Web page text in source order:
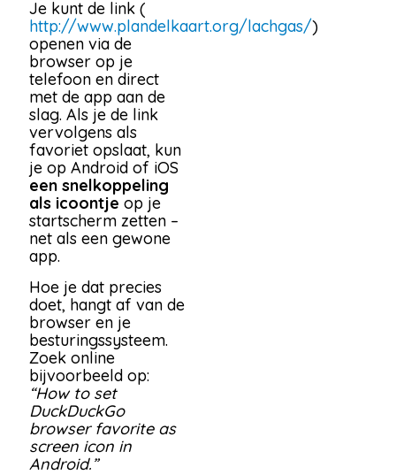
Je kunt de link (
http://www.plandelkaart.org/lachgas/)
openen via de
browser op je
telefoon en direct
met de app aan de
slag. Als je de link
vervolgens als
favoriet opslaat, kun
je op Android of iOS
een snelkoppeling
als icoontje op je
startscherm zetten –
net als een gewone
app.
Hoe je dat precies
doet, hangt af van de
browser en je
besturingssysteem.
Zoek online
bijvoorbeeld op:
“How to set
DuckDuckGo
browser favorite as
screen icon in
Android.”